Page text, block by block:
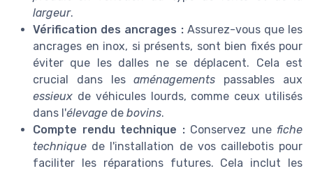
largeur.
Vérification des ancrages :Assurez-vous que les
ancrages en inox, si présents, sont bien fixés pour
éviter que les dalles ne se déplacent. Cela est
crucial dans lesaménagements passables aux
essieux de véhicules lourds, comme ceux utilisés
dans l'élevage de bovins.
Compte rendu technique :Conservez une fiche
technique de l'installation de vos caillebotis pour
faciliter les réparations futures. Cela inclut les